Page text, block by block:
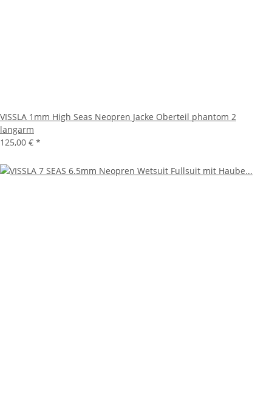
VISSLA 1mm High Seas Neopren Jacke Oberteil phantom 2
langarm
125,00 € *